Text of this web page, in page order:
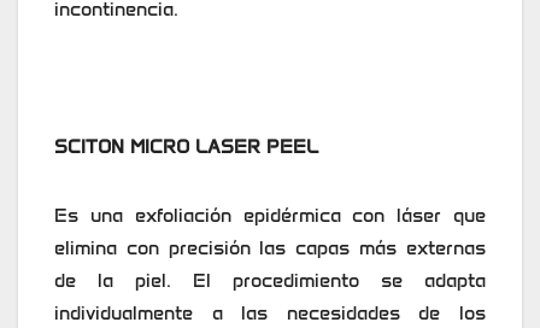
incontinencia.
SCITON MICRO LASER PEEL
Es una exfoliación epidérmica con láser que
elimina con precisión las capas más externas
de la piel. El procedimiento se adapta
individualmente a las necesidades de los